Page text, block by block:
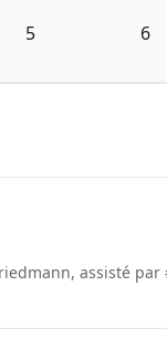
5 6
assisté par